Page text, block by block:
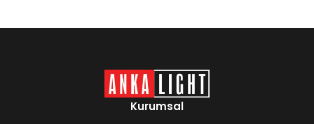
Kurumsal